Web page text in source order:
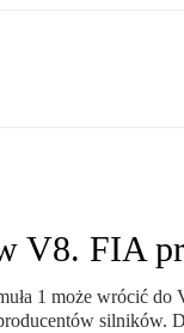
V8. FIA
1 może wrócić